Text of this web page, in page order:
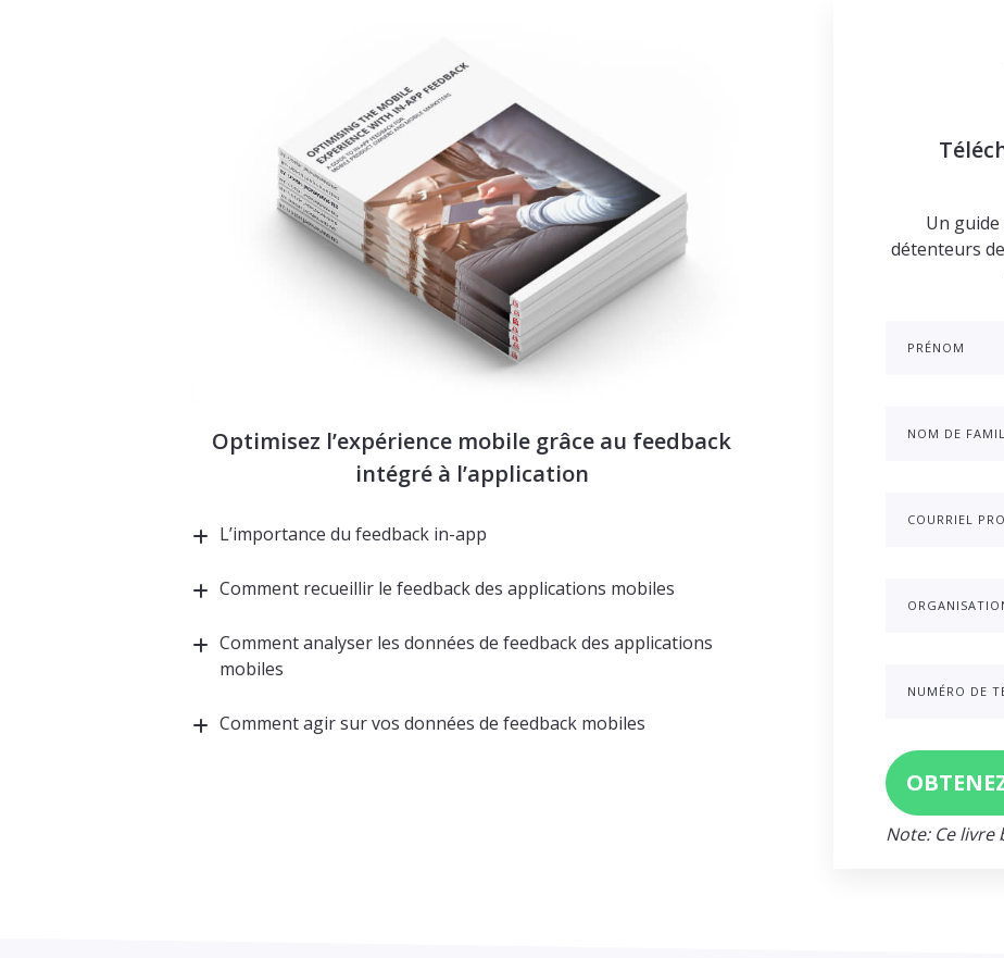
Optimisez l’expérience mobile grâce au feedback
intégré à l’application
L’importance du feedback in-app
Comment recueillir le feedback des applications mobiles
Comment analyser les données de feedback des applications
mobiles
Comment agir sur vos données de feedback mobiles
Un
détenteurs
PRÉNOM
NOM DE
COURRIEL
NUMÉRO DE
Note: Ce livre